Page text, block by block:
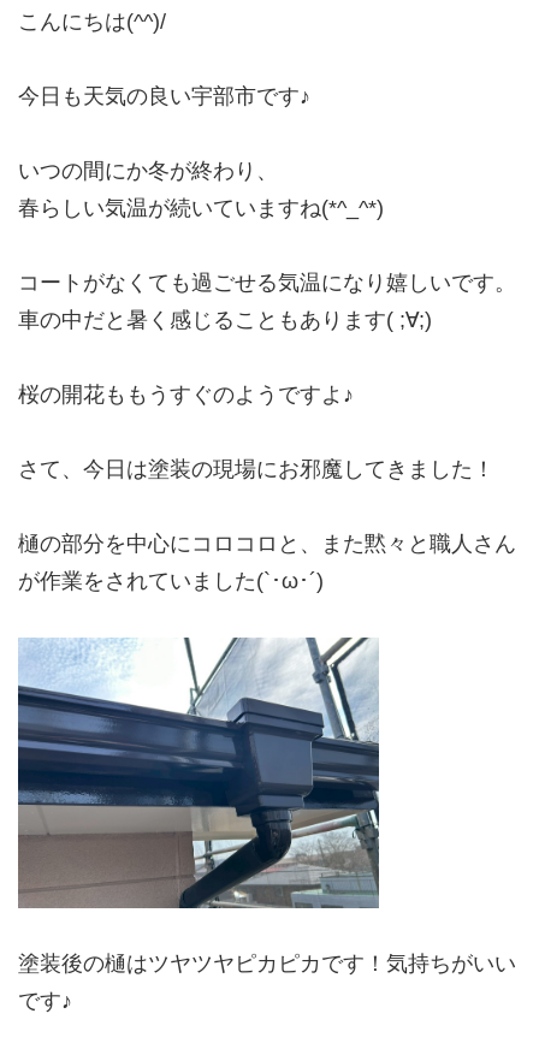
こんにちは(^^)/
今日も天気の良い宇部市です♪
いつの間にか冬が終わり、
春らしい気温が続いていますね(*^_^*)
コートがなくても過ごせる気温になり嬉しいです。
車の中だと暑く感じることもあります( ;∀;)
桜の開花ももうすぐのようですよ♪
さて、今日は塗装の現場にお邪魔してきました！
樋の部分を中心にコロコロと、また黙々と職人さん
が作業をされていました(`･ω･´)
塗装後の樋はツヤツヤピカピカです！気持ちがいい
です♪